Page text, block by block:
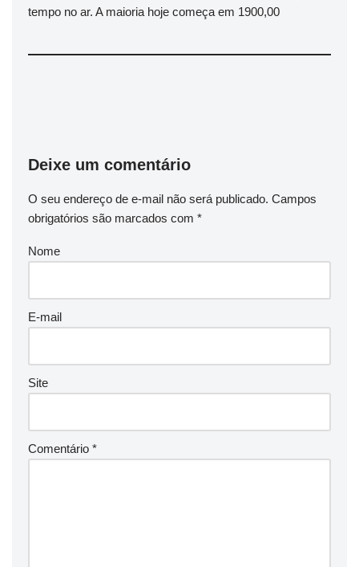
tempo no ar. A maioria hoje começa em 1900,00
Deixe um comentário
O seu endereço de e-mail não será publicado. Campos
obrigatórios são marcados com *
Nome
E-mail
Site
Comentário *